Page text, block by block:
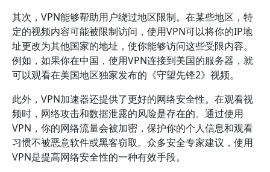
其次，VPN能够帮助用户绕过地区限制。在某些地区，特
定的视频内容可能被限制访问，使用VPN可以将你的IP地
址更改为其他国家的地址，使你能够访问这些受限内容。
例如，如果你在中国，使用VPN连接到美国的服务器，就
可以观看在美国地区独家发布的《守望先锋2》视频。
此外，VPN加速器还提供了更好的网络安全性。在观看视
频时，网络攻击和数据泄露的风险是存在的。通过使用
VPN，你的网络流量会被加密，保护你的个人信息和观看
习惯不被恶意软件或黑客窃取。众多安全专家建议，使用
VPN是提高网络安全性的一种有效手段。